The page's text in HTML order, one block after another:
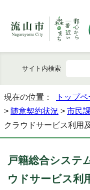
サイト内検索
現在の位置： トップ
> 随意契約状況 > 市民
クラウドサービス利用
戸籍総合シス
ウドサービス利